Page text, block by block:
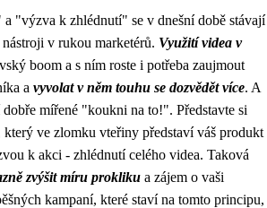
"výzva k zhlédnutí" se v dnešní době stávají
v rukou marketérů. Využití videa v
boom a s ním roste i potřeba zaujmout
a vyvolat v něm touhu se dozvědět více. A
mířené "koukni na to!". Představte si
ve zlomku vteřiny představí váš produkt
k akci - zhlédnutí celého videa. Taková
zvýšit míru prokliku a zájem o vaši
kampaní, které staví na tomto principu,